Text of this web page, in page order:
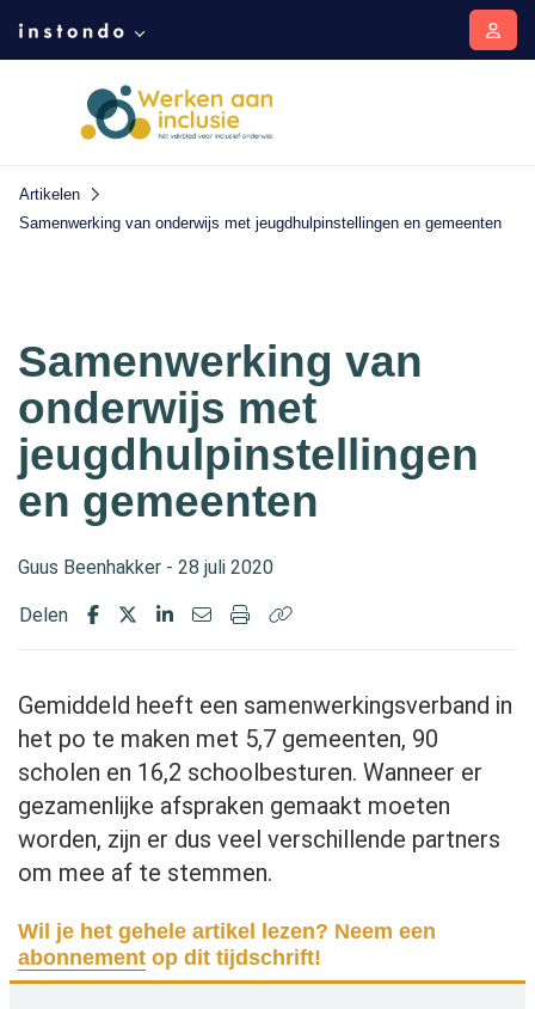
Artikelen
Samenwerking van onderwijs met jeugdhulpinstellingen en gemeenten
Samenwerking van
onderwijs met
jeugdhulpinstellingen
en gemeenten
Guus Beenhakker - 28 juli 2020
Delen
Gemiddeld heeft een samenwerkingsverband in
het po te maken met 5,7 gemeenten, 90
scholen en 16,2 schoolbesturen. Wanneer er
gezamenlijke afspraken gemaakt moeten
worden, zijn er dus veel verschillende partners
om mee af te stemmen.
Wil je het gehele artikel lezen? Neem een
abonnement op dit tijdschrift!